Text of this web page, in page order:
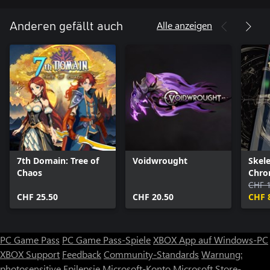
Herausforderungen.
Charakteroptionen für spannende Builds
• Bezwinge die Verderbtheit, um die Geschichte zu enträtseln
Anderen gefällt auch Alle anzeigen
7th Domain: Tree of
Chaos
CHF 25.50
Voidwrought
CHF 20.50
-
CHF
CHF
PC Game Pass PC Game Pass-SpieleXBOX App auf Windows-PC
XBOX Support FeedbackCommunity-Standards Warnung: